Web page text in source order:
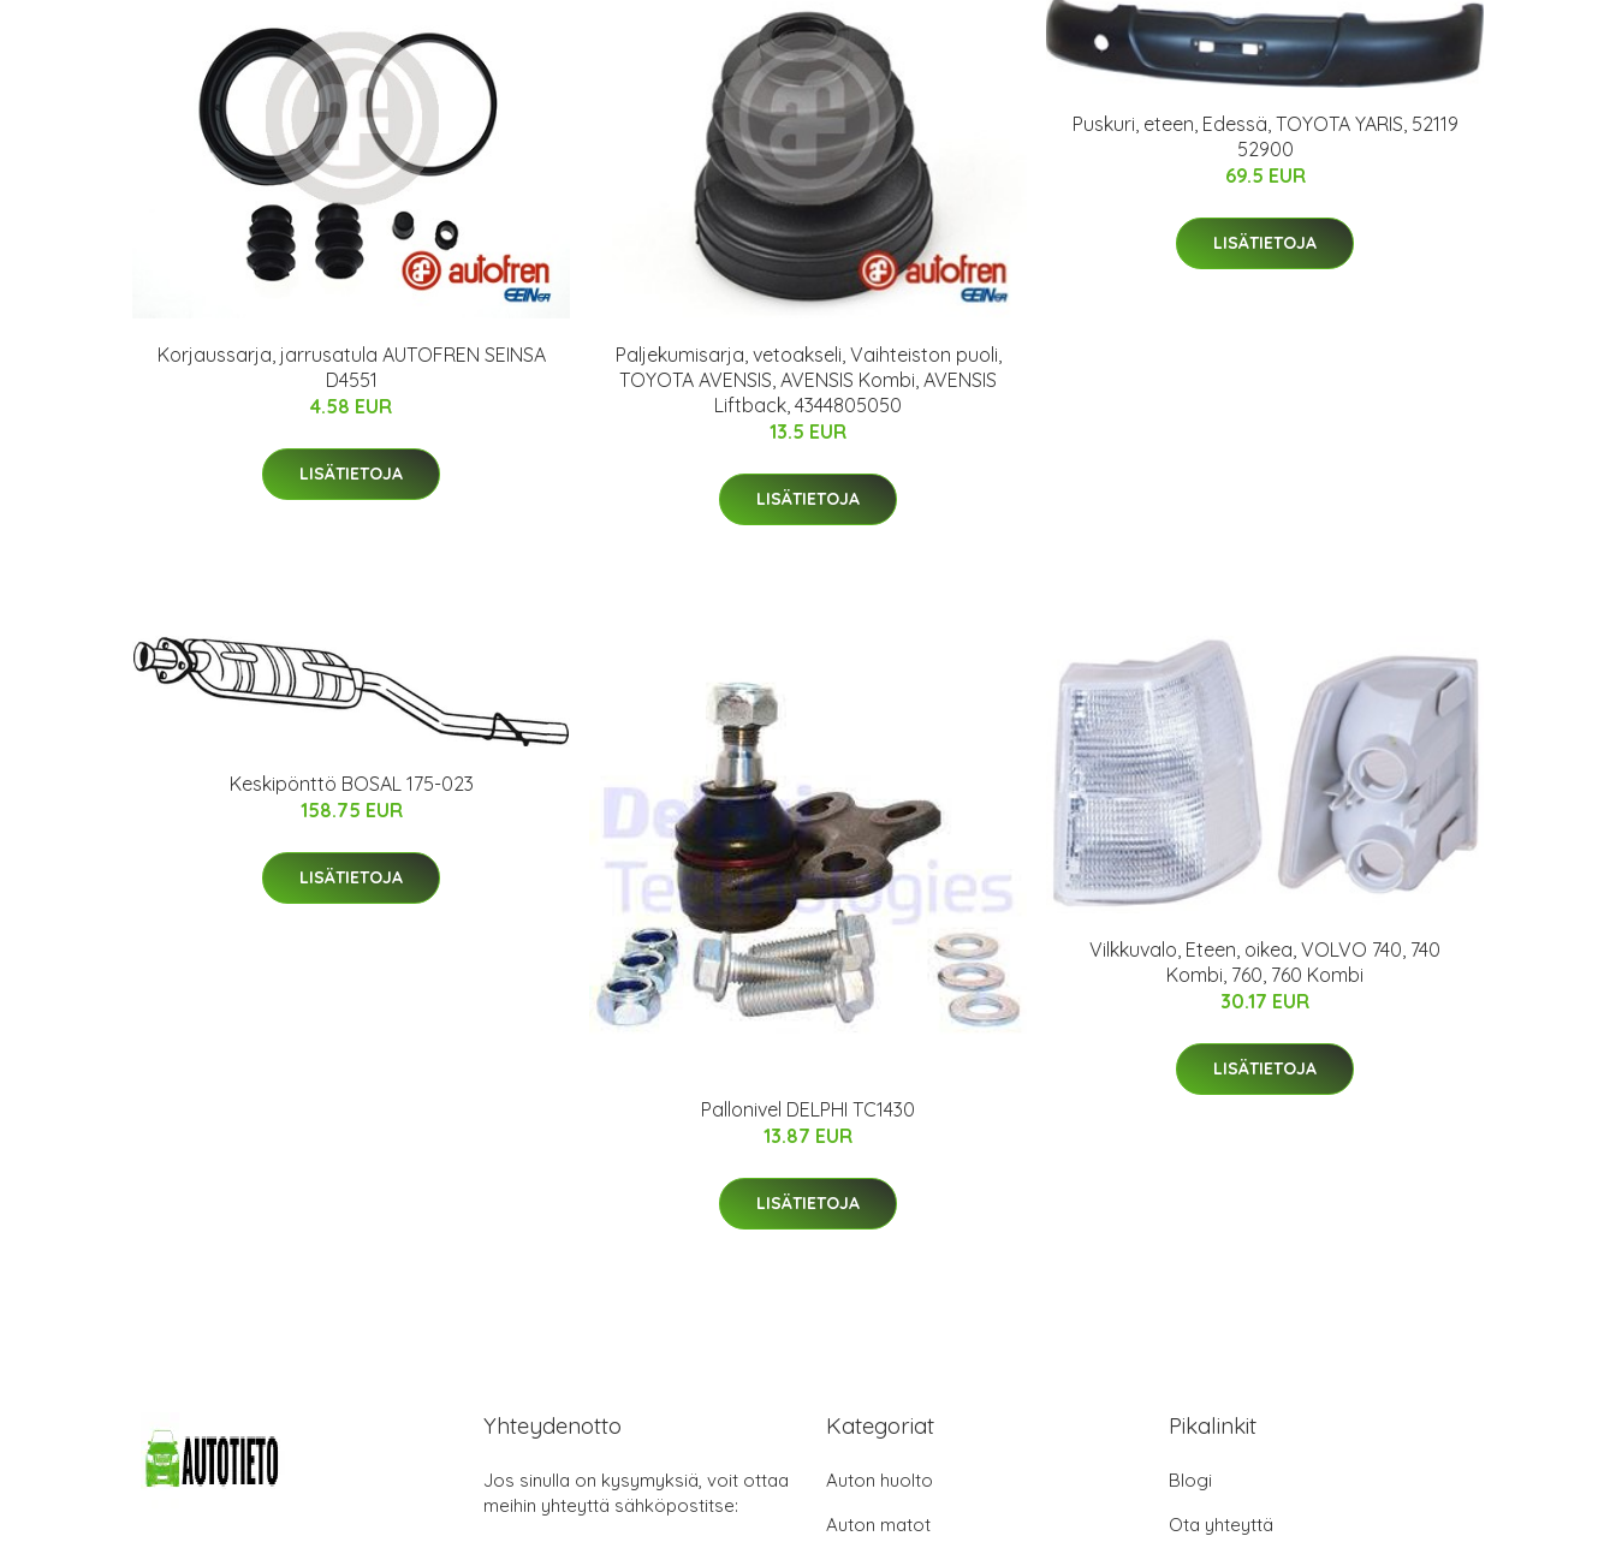
Korjaussarja, jarrusatula AUTOFREN SEINSA
D4551
4.58 EUR
LISÄTIETOJA
Paljekumisarja, vetoakseli, Vaihteiston puoli,
TOYOTA AVENSIS, AVENSIS Kombi, AVENSIS
Liftback, 4344805050
13.5 EUR
LISÄTIETOJA
Puskuri, eteen, Edessä, TOYOTA YARIS, 52119
52900
69.5 EUR
LISÄTIETOJA
Keskipönttö BOSAL 175-023
158.75 EUR
LISÄTIETOJA
Pallonivel DELPHI TC1430
13.87 EUR
LISÄTIETOJA
Vilkkuvalo, Eteen, oikea, VOLVO 740, 740
Kombi, 760, 760 Kombi
30.17 EUR
LISÄTIETOJA
Yhteydenotto
Jos sinulla on kysymyksiä, voit ottaa
meihin yhteyttä sähköpostitse:
Kategoriat
Auton huolto
Auton matot
Pikalinkit
Blogi
Ota yhteyttä